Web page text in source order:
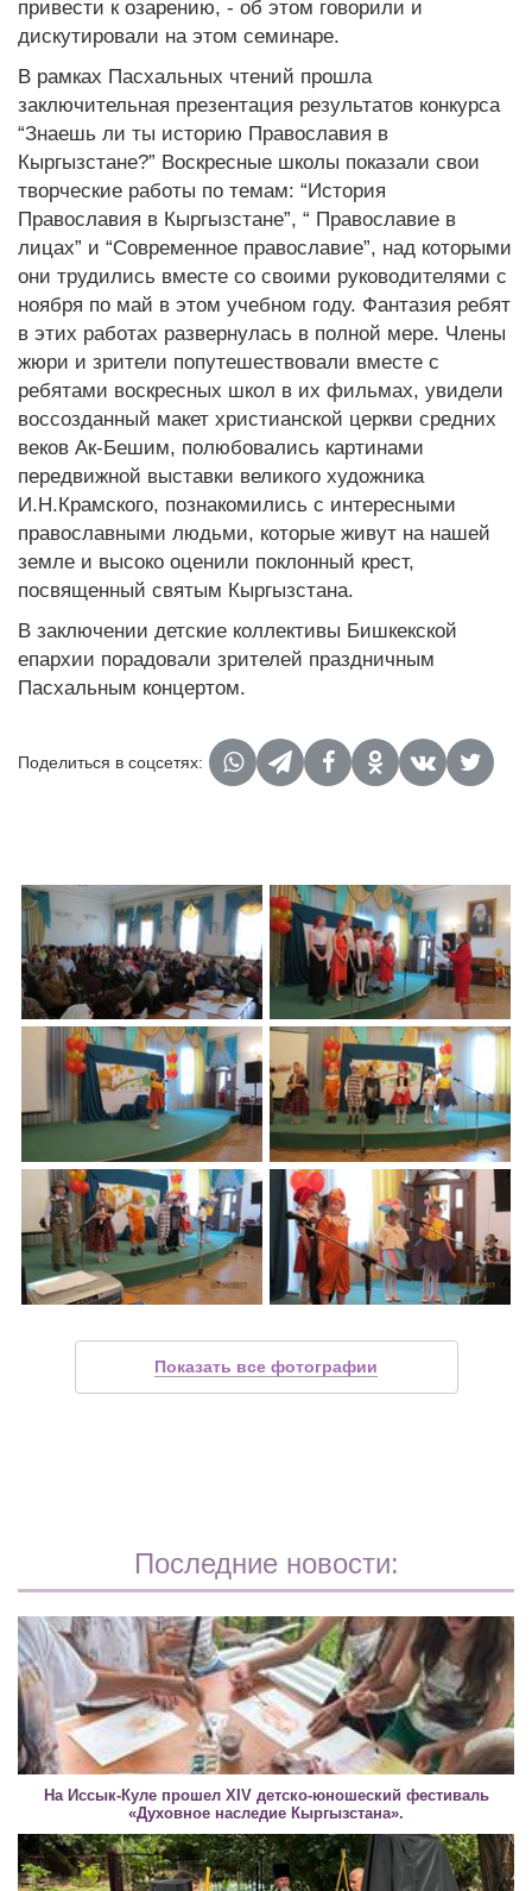
привести к озарению, - об этом говорили и
дискутировали на этом семинаре.
В рамках Пасхальных чтений прошла
заключительная презентация результатов конкурса
“Знаешь ли ты историю Православия в
Кыргызстане?” Воскресные школы показали свои
творческие работы по темам: “История
Православия в Кыргызстане”, “ Православие в
лицах” и “Современное православие”, над которыми
они трудились вместе со своими руководителями с
ноября по май в этом учебном году. Фантазия ребят
в этих работах развернулась в полной мере. Члены
жюри и зрители попутешествовали вместе с
ребятами воскресных школ в их фильмах, увидели
воссозданный макет христианской церкви средних
веков Ак-Бешим, полюбовались картинами
передвижной выставки великого художника
И.Н.Крамского, познакомились с интересными
православными людьми, которые живут на нашей
земле и высоко оценили поклонный крест,
посвященный святым Кыргызстана.
В заключении детские коллективы Бишкекской
епархии порадовали зрителей праздничным
Пасхальным концертом.
Поделиться в соцсетях:
Показать все фотографии
Последние новости:
На Иссык-Куле прошел XIV детско-юношеский фестиваль
«Духовное наследие Кыргызстана».